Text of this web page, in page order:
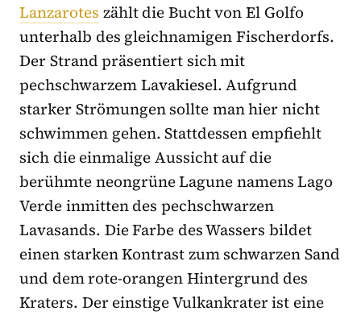
Lanzarotes zählt die Bucht von El Golfo
unterhalb des gleichnamigen Fischerdorfs.
Der Strand präsentiert sich mit
pechschwarzem Lavakiesel. Aufgrund
starker Strömungen sollte man hier nicht
schwimmen gehen. Stattdessen empfiehlt
sich die einmalige Aussicht auf die
berühmte neongrüne Lagune namens Lago
Verde inmitten des pechschwarzen
Lavasands. Die Farbe des Wassers bildet
einen starken Kontrast zum schwarzen Sand
und dem rote-orangen Hintergrund des
Kraters. Der einstige Vulkankrater ist eine